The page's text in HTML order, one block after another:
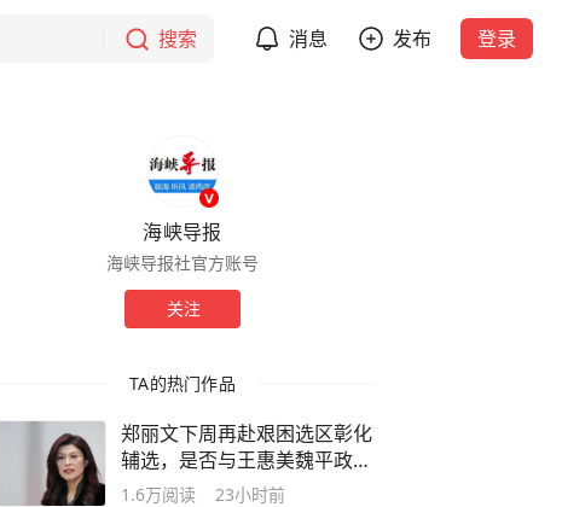
搜索 消息 发布 登录
海峡导报
海峡导报社官方账号
关注
TA的热门作品
郑丽文下周再赴艰困选区彰化
辅选，是否与王惠美魏平政同
框受瞩目
1.6万阅读 23小时前